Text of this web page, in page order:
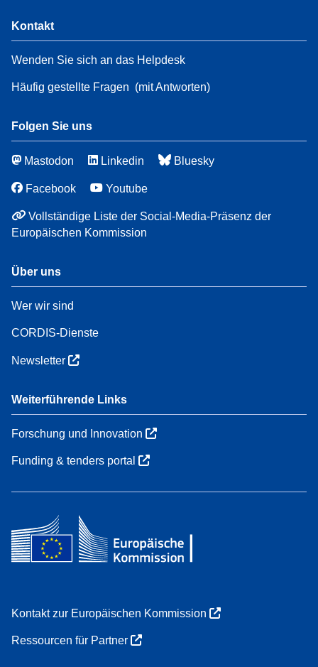
Kontakt
Wenden Sie sich an das Helpdesk
Häufig gestellte Fragen (mit Antworten)
Folgen Sie uns
Mastodon Linkedin Bluesky
Facebook Youtube
Vollständige Liste der Social-Media-Präsenz der
Europäischen Kommission
Über uns
Wer wir sind
CORDIS-Dienste
Newsletter
Weiterführende Links
Forschung und Innovation
Funding & tenders portal
Kontakt zur Europäischen Kommission
Ressourcen für Partner